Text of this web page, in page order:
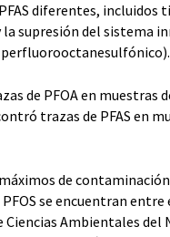
diferentes, incluidos
supresión del sistema
perfluorooctanesulfónico).
de PFOA en muestras
trazas de PFAS en
de contaminación
se encuentran
Ambientales del